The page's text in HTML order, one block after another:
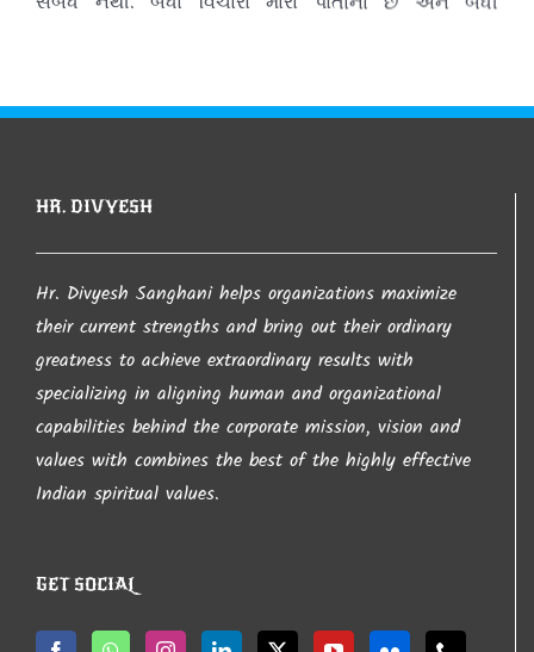
કોમેન્ટસ (ટીપ્પણીઓ ) જે તે વ્યક્તિઓની છે.
આ સાઈટ પરથી જો કંઇ પણ લખાણ લેવામાં આવશે તો તેની
કોપીરાઈટનો ભંગ કરતુ જણાય તો તેની તરત જ જાણ
કરવા વિનંતી.
આપ નો ખુબ ખુબ આભાર…
– Hr. Divyesh Sanghani
HR. DIVYESH
Hr. Divyesh Sanghani helps organizations maximize
their current strengths and bring out their ordinary
greatness to achieve extraordinary results with
specializing in aligning human and organizational
capabilities behind the corporate mission, vision and
values with combines the best of the highly effective
Indian spiritual values.
GET SOCIAL